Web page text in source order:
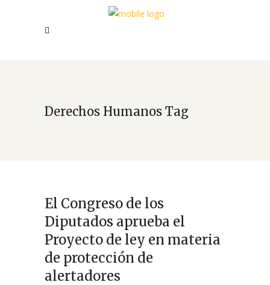
Derechos Humanos Tag
El Congreso de los
Diputados aprueba el
Proyecto de ley en materia
de protección de
alertadores